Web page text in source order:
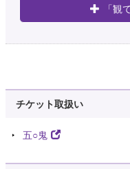
「観
チケット取扱い
五○鬼